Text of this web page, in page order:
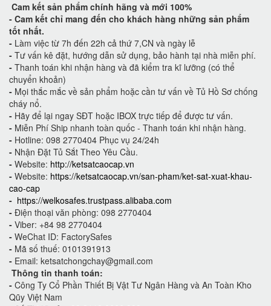
Cam kết sản phẩm chính hãng và mới 100%
- Cam kết chỉ mang đến cho khách hàng những sản phẩm
tốt nhất.
- Làm việc từ 7h đến 22h cả thứ 7,CN và ngày lễ
- Tư vấn kê đặt, hướng dẫn sử dụng, bảo hành tại nhà miễn phí.
- Thanh toán khi nhận hàng và đã kiểm tra kĩ lưỡng (có thể
chuyển khoản)
- Mọi thắc mắc về sản phẩm hoặc cần tư vấn về Tủ Hồ Sơ chống
cháy nổ.
- Hãy để lại ngay SĐT hoặc IBOX trực tiếp để được tư vấn.
- Miễn Phí Ship nhanh toàn quốc - Thanh toán khi nhận hàng.
- Hotline: 098 2770404 Phục vụ 24/24h
- Nhận Đặt Tủ Sắt Theo Yêu Cầu.
- Website: http://ketsatcaocap.vn
- Website: https://ketsatcaocap.vn/san-pham/ket-sat-xuat-khau-
cao-cap
- https://welkosafes.trustpass.alibaba.com
- Điện thoại văn phòng: 098 2770404
- Viber: +84 98 2770404
- WeChat ID: FactorySafes
- Mã số thuế: 0101391913
- Email: ketsatchongchay@gmail.com
Thông tin thanh toán:
- Công Ty Cổ Phần Thiết Bị Vật Tư Ngân Hàng và An Toàn Kho
Qũy Việt Nam